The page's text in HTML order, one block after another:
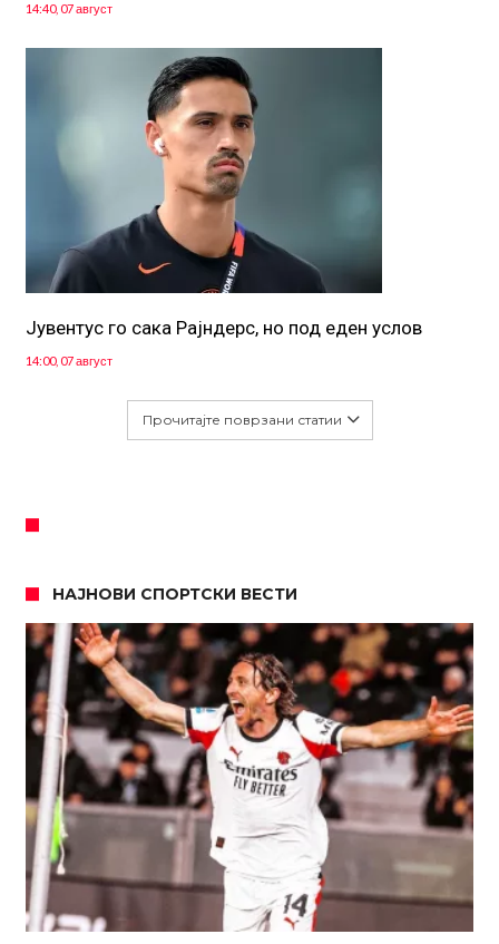
14:40, 07 август
Јувентус го сака Рајндерс, но под еден услов
14:00, 07 август
Прочитајте поврзани статии
НАЈНОВИ СПОРТСКИ ВЕСТИ